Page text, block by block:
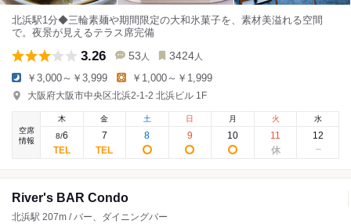
北浜駅1分◆三輪素麺や期間限定の大和氷菓子を、素材美溢れる空間
で。夜景が見えるテラス席完備
3.26 53 人 3424 人
￥3,000～￥3,999 ￥1,000～￥1,999
大阪府大阪市中央区北浜2-1-2 北浜ビル 1F
空席
情報
木
8/6
金
7
土
8
日
9
月
10
火
11
水
12
River's BAR Condo
北浜駅 207m / バー、ダイニングバー